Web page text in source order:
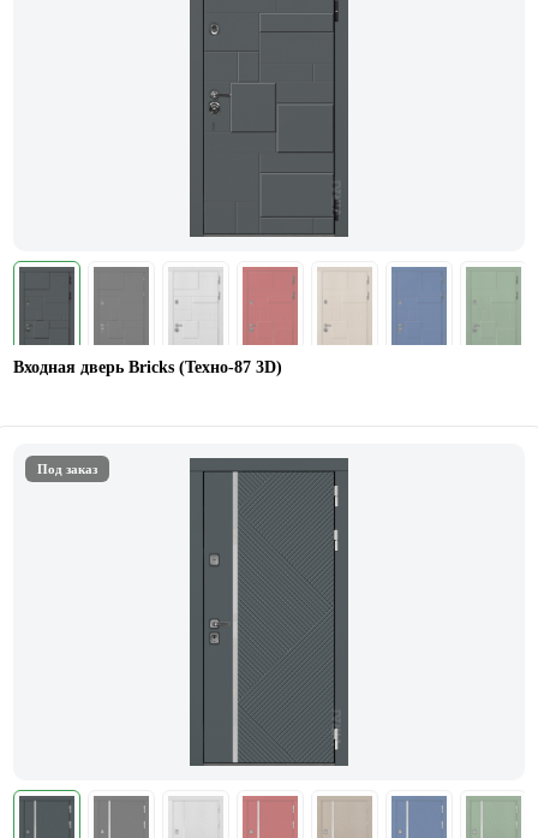
Входная дверь Bricks (Техно-87 3D)
Под заказ